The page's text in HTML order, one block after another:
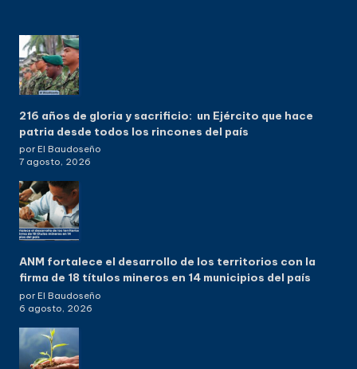
216 años de gloria y sacrificio: un Ejército que hace
patria desde todos los rincones del país
por El Baudoseño
7 agosto, 2026
ANM fortalece el desarrollo de los territorios con la
firma de 18 títulos mineros en 14 municipios del país
por El Baudoseño
6 agosto, 2026